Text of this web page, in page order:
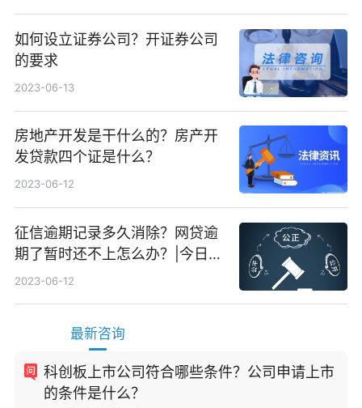
如何设立证券公司？开证券公司
的要求
2023-06-13
房地产开发是干什么的？房产开
发贷款四个证是什么？
2023-06-12
征信逾期记录多久消除？网贷逾
期了暂时还不上怎么办？|今日快
看
2023-06-12
最新咨询
科创板上市公司符合哪些条件？公司申请上市
的条件是什么？